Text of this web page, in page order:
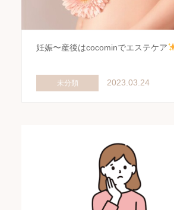
妊娠〜産後はcocominでエステケア
未分類 2023.03.24